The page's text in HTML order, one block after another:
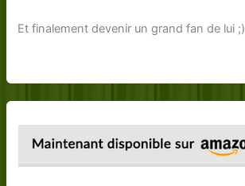
Et finalement devenir un grand fan de lui ;)